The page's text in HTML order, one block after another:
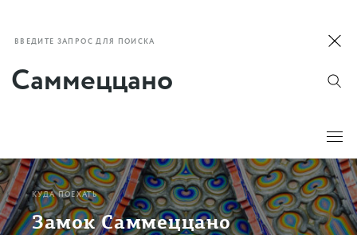
ВВЕДИТЕ ЗАПРОС ДЛЯ ПОИСКА
КУДА ПОЕХАТЬ
Замок Саммеццано